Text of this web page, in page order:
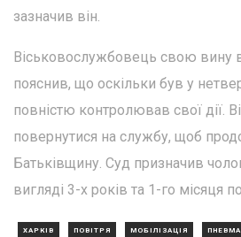
зазначив він.
Віськовослужбовець свою вину
пояснив, що оскільки був у
повністю контролював свої дії.
повернутися на службу, щоб
Батьківщину. Суд призначив
вигляді 3-х років та 1-го місяця
ХАРКІВ ПОВІТРЯ МОБІЛІЗАЦІЯ